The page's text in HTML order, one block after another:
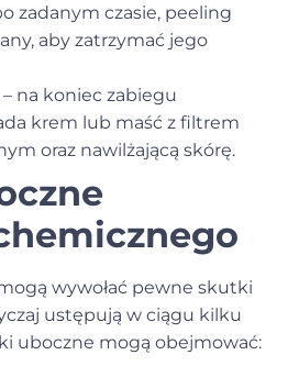
zadanym czasie, peeling
aby zatrzymać jego
na koniec zabiegu
krem lub maść z filtrem
oraz nawilżającą skórę.
wywołać pewne skutki
ustępują w ciągu kilku
uboczne mogą obejmować: